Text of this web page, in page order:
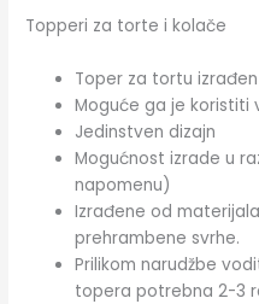
Topperi za torte i kolače
Toper za tortu
Moguće ga je koristiti
Jedinstven dizajn
Mogućnost izrade u
napomenu)
Izrađene od
prehrambene svrhe.
Prilikom narudžbe
topera potrebna 2-3